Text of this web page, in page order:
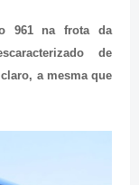
961 na frota da
de
a mesma que